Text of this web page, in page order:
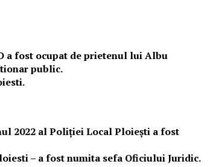
a fost ocupat de prietenul lui Albu
public.
2022 al Poliției Local Ploiești a fost
– a fost numita sefa Oficiului Juridic.